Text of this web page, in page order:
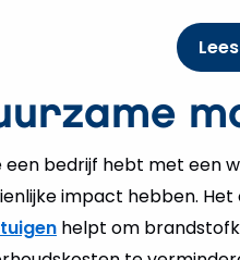
een bedrijf hebt met een
impact hebben.
helpt om